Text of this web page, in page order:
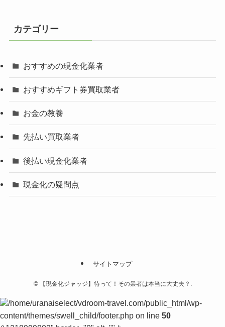
カテゴリー
おすすめの現金化業者
おすすめギフト券買取業者
お金の教養
先払い買取業者
後払い現金化業者
現金化の疑問点
サイトマップ
©【現金化ジャッジ】待って！その業者は本当に大丈夫？.
/home/uranaiselect/vdroom-travel.com/public_html/wp-
content/themes/swell_child/footer.php on line 50